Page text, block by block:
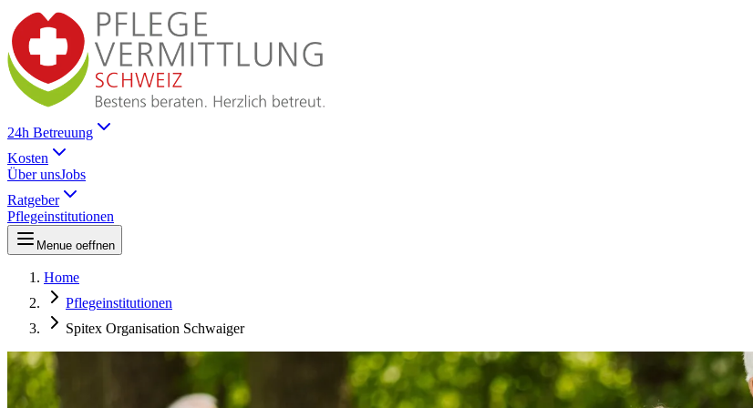
24h Betreuung
Kosten
Über unsJobs
Ratgeber
Pflegeinstitutionen
Menue oeffnen
Home
Pflegeinstitutionen
Spitex Organisation Schwaiger